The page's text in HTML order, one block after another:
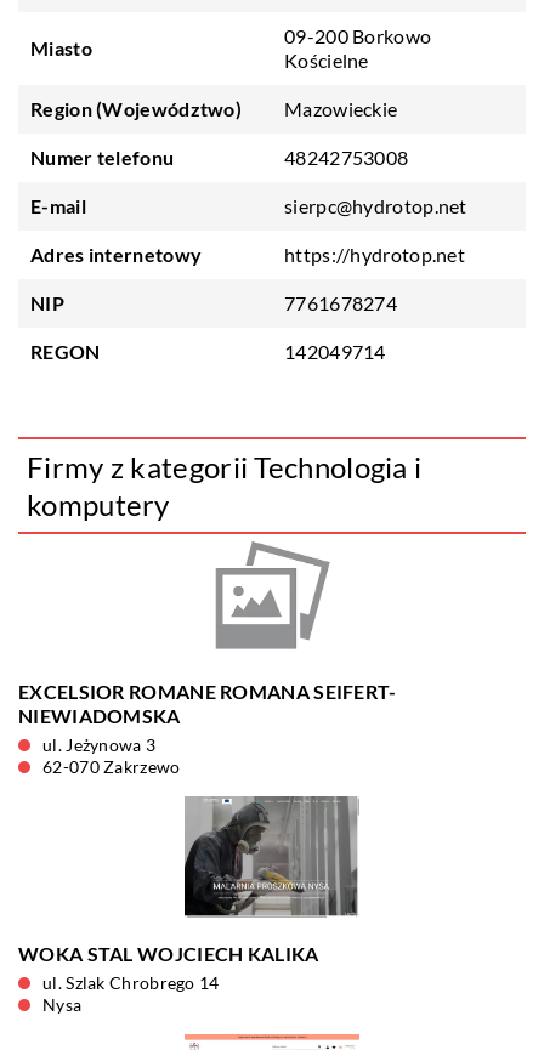
Miasto
09-200 Borkowo
Kościelne
Region (Województwo) Mazowieckie
Numer telefonu 48242753008
E-mail sierpc@hydrotop.net
Adres internetowy https://hydrotop.net
NIP 7761678274
REGON 142049714
Firmy z kategorii Technologia i
komputery
EXCELSIOR ROMANE ROMANA SEIFERT-
NIEWIADOMSKA
ul. Jeżynowa 3
62-070 Zakrzewo
WOKA STAL WOJCIECH KALIKA
ul. Szlak Chrobrego 14
Nysa